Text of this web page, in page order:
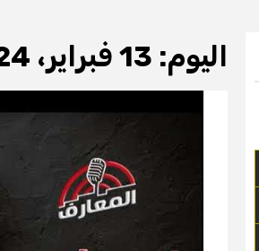
اليوم: 13 فبراير، 2024